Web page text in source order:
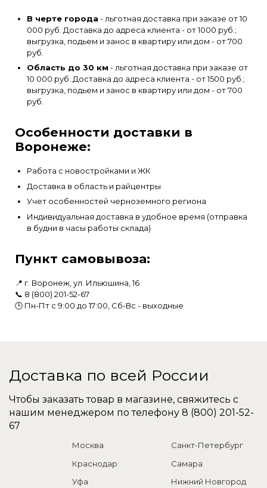
В черте города - льготная доставка при заказе от 10
000 руб. Доставка до адреса клиента - от 1000 руб.;
выгрузка, подьем и занос в квартиру или дом - от 700
руб.
Область до 30 км - льготная доставка при заказе от
10 000 руб. Доставка до адреса клиента - от 1500 руб.;
выгрузка, подьем и занос в квартиру или дом - от 700
руб.
Особенности доставки в
Воронеже:
Работа с новостройками и ЖК
Доставка в область и райцентры
Учет особенностей черноземного региона
Индивидуальная доставка в удобное время (отправка
в будни в часы работы склада)
Пункт самовывоза:
📍 г. Воронеж, ул. Ильюшина, 16
📞 8 (800) 201-52-67
🕒 Пн-Пт с 9:00 до 17:00, Сб-Вс - выходные
Доставка по всей России
Чтобы заказать товар в магазине, свяжитесь с
нашим менеджером по телефону 8 (800) 201-52-
67
Москва
Санкт-Петербург
Краснодар
Самара
Уфа
Нижний Новгород